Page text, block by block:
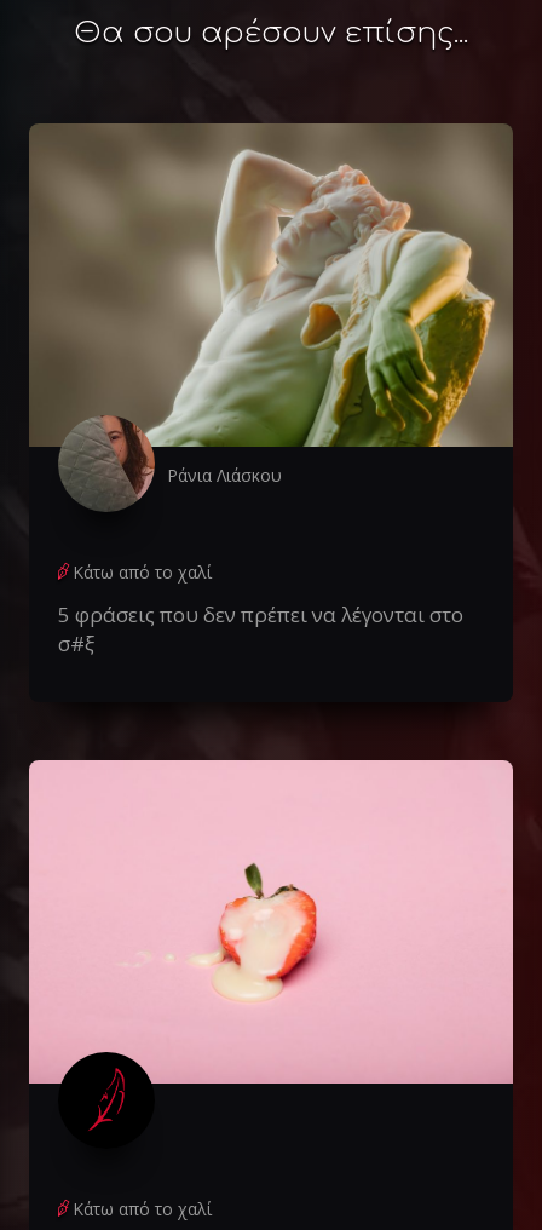
Θα σου αρέσουν επίσης...
Ράνια Λιάσκου
Κάτω από το χαλί
5 φράσεις που δεν πρέπει να λέγονται στο
σ#ξ
Κάτω από το χαλί